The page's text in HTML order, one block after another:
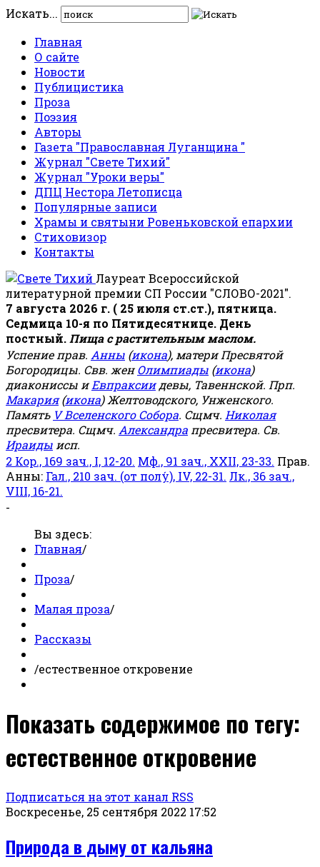
Искать...
Главная
О сайте
Новости
Публицистика
Проза
Поэзия
Авторы
Газета "Православная Луганщина "
Журнал "Свете Тихий"
Журнал "Уроки веры"
ДПЦ Нестора Летописца
Популярные записи
Храмы и святыни Ровеньковской епархии
Стиховизор
Контакты
Лауреат Всероссийской
литературной премии СП России "СЛОВО-2021".
7 августа 2026 г. ( 25 июля ст.ст.), пятница.
Седмица 10-я по Пятидесятнице. День
постный. Пища с растительным маслом.
Успение прав. Анны (икона), матери Пресвятой
Богородицы. Свв. женОлимпиады (икона)
диакониссы иЕвпраксиидевы, Тавеннской. Прп.
Макария(икона) Желтоводского, Унженского.
Память V Вселенского Собора. Сщмч. Николая
пресвитера. Сщмч. Александра пресвитера. Св.
Ираиды исп.
2 Кор., 169 зач., I, 12-20. Мф., 91 зач., XXII, 23-33. Прав.
Анны: Гал., 210 зач. (от полу́), IV, 22-31. Лк., 36 зач.,
VIII, 16-21.
-
Вы здесь:
Главная/
Проза/
Малая проза/
Рассказы
/естественное откровение
Показать содержимое по тегу:
естественное откровение
Подписаться на этот канал RSS
Воскресенье, 25 сентября 2022 17:52
Природа в дыму от кальяна